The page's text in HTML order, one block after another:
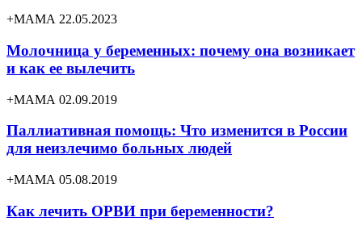
+МАМА 22.05.2023
Молочница у беременных: почему она возникает
и как ее вылечить
+МАМА 02.09.2019
Паллиативная помощь: Что изменится в России
для неизлечимо больных людей
+МАМА 05.08.2019
Как лечить ОРВИ при беременности?